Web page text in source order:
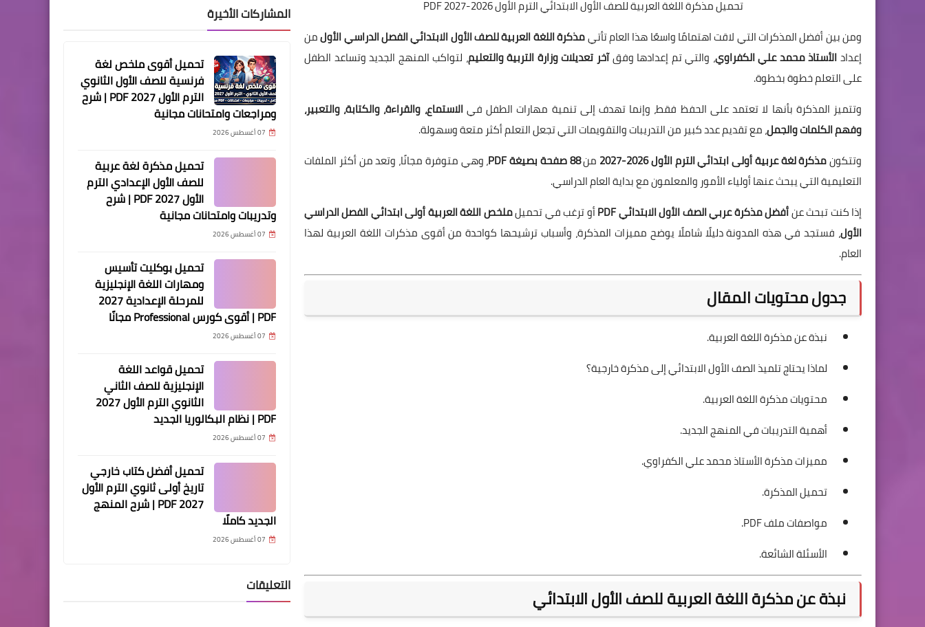
تحميل مذكرة اللغة العربية للصف الأول الابتدائي الترم الأول 2026-2027 PDF
ومن بين أفضل المذكرات التي لاقت اهتمامًا واسعًا هذا العام تأتيمذكرة اللغة العربية للصف الأول الابتدائي الفصل الدراسي الأولمن
إعدادالأستاذ محمد علي الكفراوي، والتي تم إعدادها وفقآخر تعديلات وزارة التربية والتعليم، لتواكب المنهج الجديد وتساعد الطفل
على التعلم خطوة بخطوة.
وتتميز المذكرة بأنها لا تعتمد على الحفظ فقط، وإنما تهدف إلى تنمية مهارات الطفل فيالاستماع، والقراءة، والكتابة، والتعبير،
وفهم الكلمات والجمل، مع تقديم عدد كبير من التدريبات والتقويمات التي تجعل التعلم أكثر متعة وسهولة.
وتتكونمذكرة لغة عربية أولى ابتدائي الترم الأول 2026-2027 من88 صفحة بصيغة PDF
، وهي متوفرة مجانًا، وتعد من أكثر الملفات
التعليمية التي يبحث عنها أولياء الأمور والمعلمون مع بداية العام الدراسي.
إذا كنت تبحث عنأفضل مذكرة عربي الصف الأول الابتدائي PDF أو ترغب في تحميلملخص اللغة العربية أولى ابتدائي الفصل الدراسي
الأول، فستجد في هذه المدونة دليلًا شاملًا يوضح مميزات المذكرة، وأسباب ترشيحها كواحدة من أقوى مذكرات اللغة العربية لهذا
العام.
جدول محتويات المقال
نبذة عن مذكرة اللغة العربية.
لماذا يحتاج تلميذ الصف الأول الابتدائي إلى مذكرة خارجية؟
محتويات مذكرة اللغة العربية.
أهمية التدريبات في المنهج الجديد.
مميزات مذكرة الأستاذ محمد علي الكفراوي.
تحميل المذكرة.
مواصفات ملف PDF.
الأسئلة الشائعة.
نبذة عن مذكرة اللغة العربية للصف الأول الابتدائي
المشاركات الأخيرة
تحميل أقوى ملخص لغة
فرنسية للصف الأول الثانوي
الترم الأول 2027 PDF | شرح
ومراجعات وامتحانات مجانية
07 أغسطس 2026
تحميل مذكرة لغة عربية
للصف الأول الإعدادي الترم
الأول 2027 PDF | شرح
وتدريبات وامتحانات مجانية
07 أغسطس 2026
تحميل بوكليت تأسيس
ومهارات اللغة الإنجليزية
للمرحلة الإعدادية 2027
PDF | أقوى كورس Professional مجانًا
07 أغسطس 2026
تحميل قواعد اللغة
الإنجليزية للصف الثاني
الثانوي الترم الأول 2027
PDF | نظام البكالوريا الجديد
07 أغسطس 2026
تحميل أفضل كتاب خارجي
تاريخ أولى ثانوي الترم الأول
2027 PDF | شرح المنهج
الجديد كاملًا
07 أغسطس 2026
التعليقات